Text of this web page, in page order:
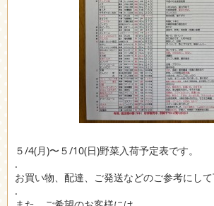
５/4(月)〜５/10(日)野菜入荷予定表です。
.
お買い物、配達、ご発送などのご参考にして
.